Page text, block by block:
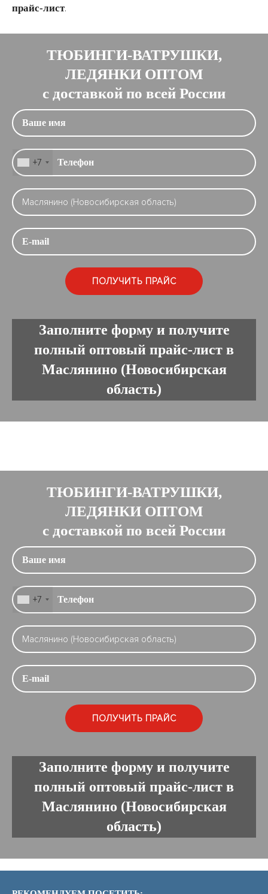
прайс-лист.
ТЮБИНГИ-ВАТРУШКИ,
ЛЕДЯНКИ ОПТОМ
с доставкой по всей России
+7
Заполните форму и получите
полный оптовый прайс-лист в
Маслянино (Новосибирская
область)
ТЮБИНГИ-ВАТРУШКИ,
ЛЕДЯНКИ ОПТОМ
с доставкой по всей России
+7
Заполните форму и получите
полный оптовый прайс-лист в
Маслянино (Новосибирская
область)